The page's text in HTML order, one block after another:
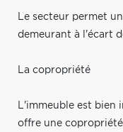
Le secteur permet
demeurant à l'écart
La copropriété
L'immeuble est bien
offre une